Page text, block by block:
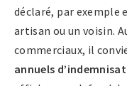
déclaré, par exemple
artisan ou un voisin.
commerciaux, il
annuels